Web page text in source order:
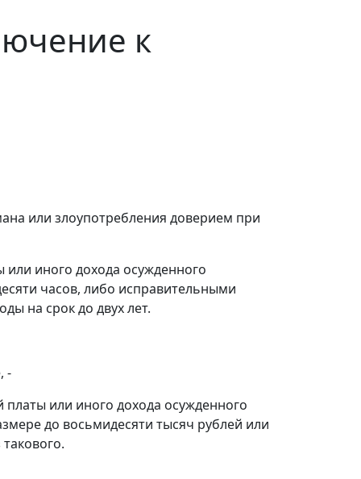
к
или злоупотребления доверием при
иного дохода осужденного
часов, либо исправительными
на срок до двух лет.
-
или иного дохода осужденного
до восьмидесяти тысяч рублей или